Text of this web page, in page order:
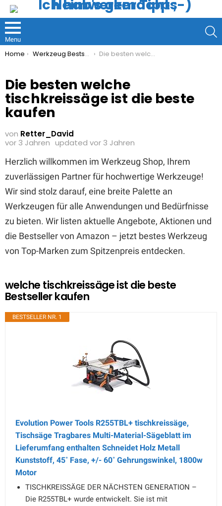
Menu
You are here:
Home Werkzeug Bestseller Die besten welche tischkreissäge ist die beste kaufen
Die besten welche
tischkreissäge ist die beste
kaufen
von Retter_David
vor 3 Jahren updated vor 3 Jahren
Herzlich willkommen im Werkzeug Shop, Ihrem
zuverlässigen Partner für hochwertige Werkzeuge!
Wir sind stolz darauf, eine breite Palette an
Werkzeugen für alle Anwendungen und Bedürfnisse
zu bieten. Wir listen aktuelle Angebote, Aktionen und
die Bestseller von Amazon – jetzt bestes Werkzeug
von Top-Marken zum Spitzenpreis entdecken.
welche tischkreissäge ist die beste
Bestseller kaufen
BESTSELLER NR. 1
Evolution Power Tools R255TBL+ tischkreissäge,
Tischsäge Tragbares Multi-Material-Sägeblatt im
Lieferumfang enthalten Schneidet Holz Metall
Kunststoff, 45˚ Fase, +/- 60˚ Gehrungswinkel, 1800w
Motor
TISCHKREISSÄGE DER NÄCHSTEN GENERATION –
Die R255TBL+ wurde entwickelt. Sie ist mit